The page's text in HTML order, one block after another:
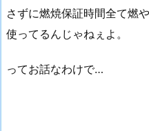
さずに燃焼保証時間全て燃
使ってるんじゃねぇよ。
ってお話なわけで…